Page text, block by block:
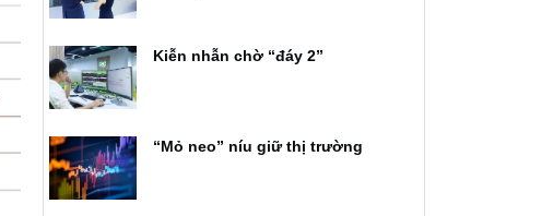
Kiễn nhẫn chờ “đáy 2”
“Mỏ neo” níu giữ thị trường